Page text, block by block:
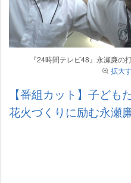
『24時間テレビ48』永瀬廉の
拡大
【番組カット】子ど
花火づくりに励む永瀬